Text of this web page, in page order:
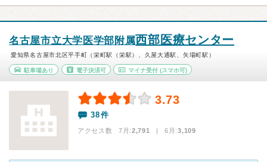
名古屋市立大学医学部附属西部医療センター
愛知県名古屋市北区平手町（栄町駅（栄駅）、久屋大通駅、矢場町駅）
駐車場あり 電子決済可 マイナ受付 (スマホ可)
3.73
38件
アクセス数 7月:2,791 | 6月:3,109